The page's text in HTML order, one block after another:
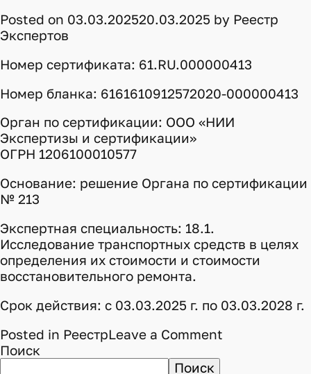
Posted on 03.03.202520.03.2025 by Реестр
Экспертов
Номер сертификата: 61.RU.000000413
Номер бланка: 6161610912572020-000000413
Орган по сертификации: ООО «НИИ
Экспертизы и сертификации»
ОГРН 1206100010577
Основание: решение Органа по сертификации
№ 213
Экспертная специальность: 18.1.
Исследование транспортных средств в целях
определения их стоимости и стоимости
восстановительного ремонта.
Срок действия: с 03.03.2025 г. по 03.03.2028 г.
Posted in РеестрLeave a Comment
Поиск
Поиск